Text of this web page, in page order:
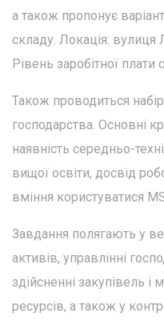
а також пропонує
складу. Локація: вулиця
Рівень заробітної плати
Також проводиться
господарства. Основні
наявність середньо-
вищої освіти, досвід
вміння користуватися
Завдання полягають у
активів, управлінні
здійсненні закупівель і
ресурсів, а також у